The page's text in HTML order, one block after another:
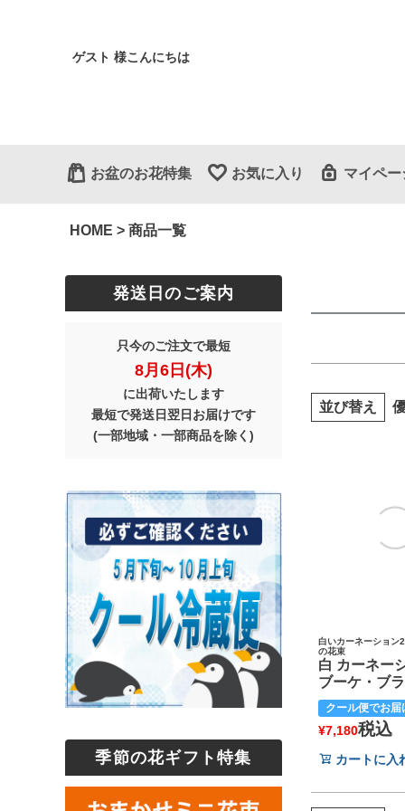
ゲスト 様こんにちは
お盆のお花特集 お気に入り マイペー
HOME 商品一覧
発送日のご案内
只今のご注文で最短
8月6日(木)
に出荷いたします
最短で発送日翌日お届けです
(一部地域・一部商品を除く)
季節の花ギフト特集
カラー
並び替え
白いカーネーション
の花束
白 カーネー
ブーケ・ブ
クール便でお届
¥7,180税込
カートに入